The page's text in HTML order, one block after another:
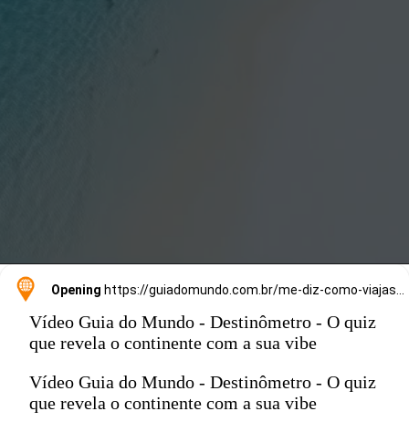
Opening
Vídeo Guia do Mundo - Destinômetro - O quiz
que revela o continente com a sua vibe
Vídeo Guia do Mundo - Destinômetro - O quiz
que revela o continente com a sua vibe